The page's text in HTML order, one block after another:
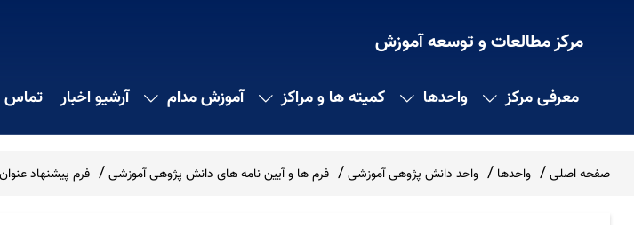
مرکز مطالعات و توسعه آموزش
معرفی مرکز واحدها کمیته ها و مراکز آموزش مدام آرشیو اخبار تماس
صفحه اصلی واحدها واحد دانش پژوهی آموزشی فرم ها و آیین نامه های دانش پژوهی آموزشی فرم پیشنهاد